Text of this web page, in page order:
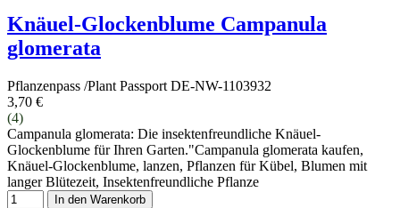
Knäuel-Glockenblume Campanula
glomerata
Pflanzenpass /Plant Passport DE-NW-1103932
3,70 €
(4)
Campanula glomerata: Die insektenfreundliche Knäuel-
Glockenblume für Ihren Garten."Campanula glomerata kaufen,
Knäuel-Glockenblume, lanzen, Pflanzen für Kübel, Blumen mit
langer Blütezeit, Insektenfreundliche Pflanze
In den Warenkorb